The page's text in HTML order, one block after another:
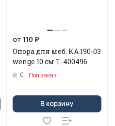
от 110 ₽
Опора для меб. КA 190-03
wenge 10 cм Т-400496
0 Под заказ
В корзину